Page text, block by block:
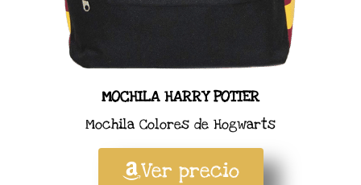
MOCHILA HARRY POTTER
Mochila Colores de Hogwarts
Ver precio